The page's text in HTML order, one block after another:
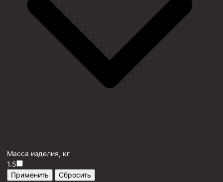
Масса изделия, кг
1.5
Применить
Сбросить